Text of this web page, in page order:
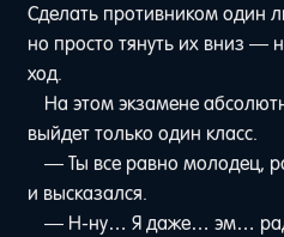
Сделать противником один
но просто тянуть их вниз —
ход.
На этом экзамене
выйдет только один класс.
— Ты все равно молодец,
и высказался.
— Н-ну… Я даже… эм…